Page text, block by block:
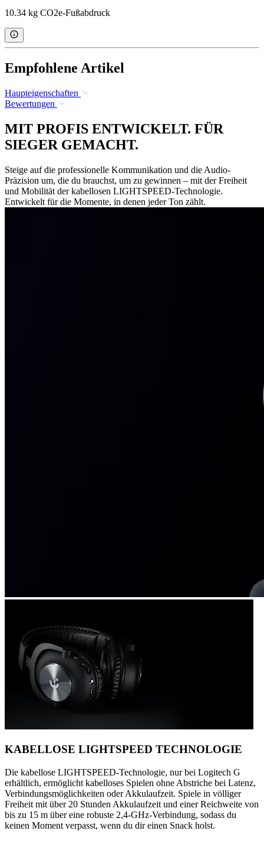
10.34 kg CO2e-Fußabdruck
Empfohlene Artikel
Haupteigenschaften
Bewertungen
MIT PROFIS ENTWICKELT. FÜR
SIEGER GEMACHT.
Steige auf die professionelle Kommunikation und die Audio-
Präzision um, die du brauchst, um zu gewinnen – mit der Freiheit
und Mobilität der kabellosen LIGHTSPEED-Technologie.
Entwickelt für die Momente, in denen jeder Ton zählt.
KABELLOSE LIGHTSPEED TECHNOLOGIE
Die kabellose LIGHTSPEED-Technologie, nur bei Logitech G
erhältlich, ermöglicht kabelloses Spielen ohne Abstriche bei Latenz,
Verbindungsmöglichkeiten oder Akkulaufzeit. Spiele in völliger
Freiheit mit über 20 Stunden Akkulaufzeit und einer Reichweite von
bis zu 15 m über eine robuste 2,4-GHz-Verbindung, sodass du
keinen Moment verpasst, wenn du dir einen Snack holst.